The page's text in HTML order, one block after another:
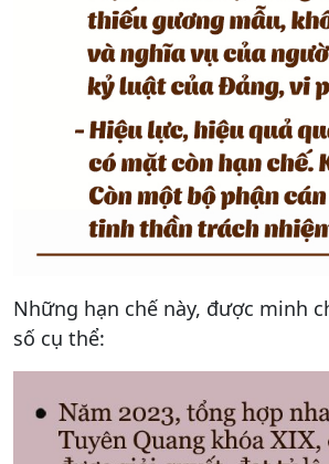
Những hạn chế này, được minh
số cụ thể: